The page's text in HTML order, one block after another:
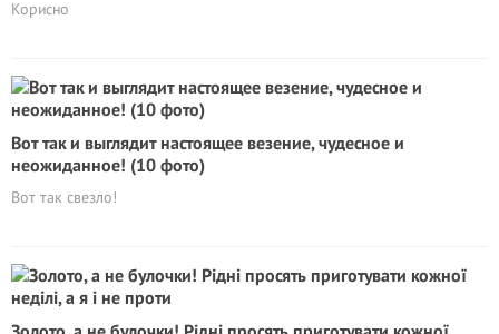
Корисно
Вот так и выглядит настоящее везение, чудесное и
неожиданное! (10 фото)
Вот так свезло!